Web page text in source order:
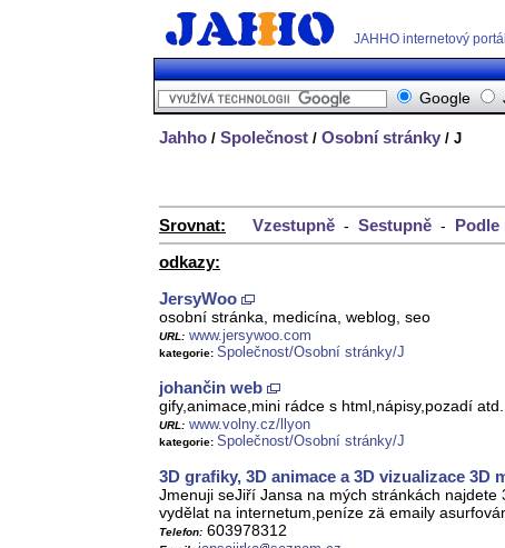
JAHHO internetový portál
Google
Jahho / Společnost / Osobní stránky / J
Srovnat: Vzestupně - Sestupně - Podle
odkazy:
JersyWoo
osobní stránka, medicína, weblog, seo
URL: www.jersywoo.com
kategorie: Společnost/Osobní stránky/J
johančin web
gify,animace,mini rádce s html,nápisy,pozadí atd.
URL: www.volny.cz/llyon
kategorie: Společnost/Osobní stránky/J
3D grafiky, 3D animace a 3D vizualizace
Jmenuji seJiří Jansa na mých stránkách
vydělat na internetum,peníze zä emaily
Telefon: 603978312